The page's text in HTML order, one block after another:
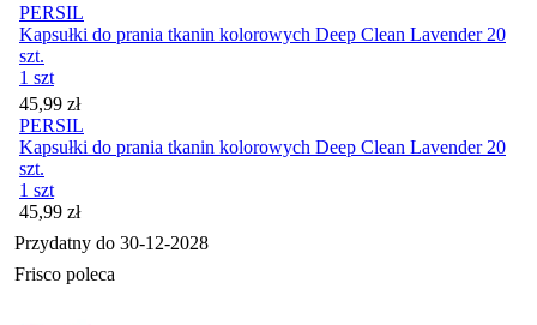
PERSIL
Kapsułki do prania tkanin kolorowych Deep Clean Lavender 20
szt.
1 szt
Cena
45,99 zł
PERSIL
Kapsułki do prania tkanin kolorowych Deep Clean Lavender 20
szt.
1 szt
Cena
45,99 zł
Przydatny do 30-12-2028
Frisco poleca